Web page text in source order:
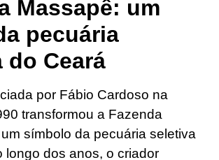
Massapê: um
pecuária
do Ceará
por Fábio Cardoso na
transformou a Fazenda
símbolo da pecuária seletiva
longo dos anos, o criador